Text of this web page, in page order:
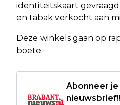
identiteitskaart
en tabak verkocht aan
Deze winkels gaan op
boete.
Abonneer
nieuwsbrief!!